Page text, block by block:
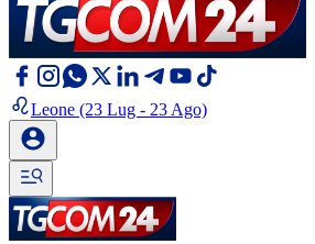
Leone (23 Lug - 23 Ago)